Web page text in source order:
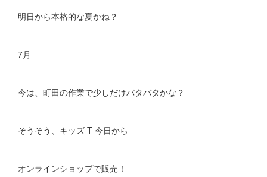
明日から本格的な夏かね？
7月
今は、町田の作業で少しだけバタバタかな？
そうそう、キッズ T 今日から
オンラインショップで販売！